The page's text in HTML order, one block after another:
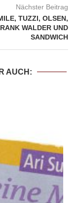
Nächster Beitrag
TUZZI, OLSEN,
WALDER UND
SANDWICH
AUCH: